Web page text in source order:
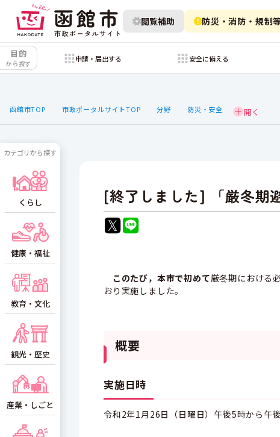
閲覧補助 防災・消防・規制
目的
から探す
申請・届出する 安全に備える
函館市TOP 市政ポータルサイトTOP 分野 防災・安全
[終了しました] 「厳冬期
このたび，本市で初めて厳冬期における
おり実施しました。
概要
実施日時
令和2年1月26日（日曜日）午後5時から午
カテゴリから探す
くらし
健康・福祉
教育・文化
観光・歴史
産業・しごと